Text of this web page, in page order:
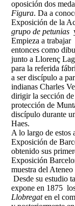
oposición dos
Figura. Da a
Exposición de la
grupo de petunias
Empieza a trabajar
entonces como
junto a Llorenç
para la referida
a ser discípulo a
indianas Charles
dirigir la sección
protección de
discípulo durante
Haes.
A lo largo de estos
Exposición de
obtenido sus
Exposición
muestra del
Desde su estudio
expone en 1875
Llobregaten el